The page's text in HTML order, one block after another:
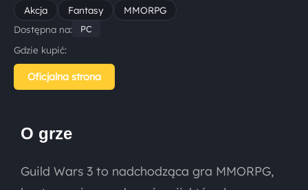
Akcja Fantasy
MMORPG
Dostępna na:
PC
Gdzie kupić:
Oficjalna strona
O grze
Guild Wars 3 to nadchodząca gra MMORPG,